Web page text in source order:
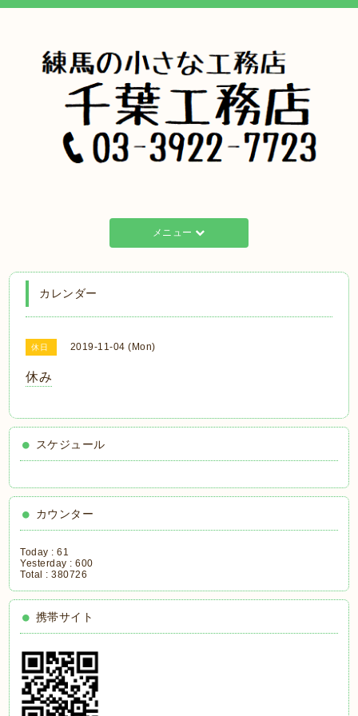
メニュー
カレンダー
休日 2019-11-04 (Mon)
休み
スケジュール
カウンター
Today :61
Yesterday :600
Total :380726
携帯サイト